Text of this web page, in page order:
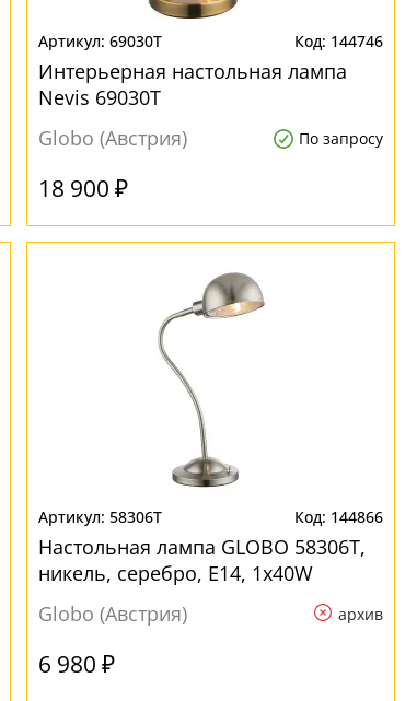
69030T 144746
Интерьерная настольная лампа
Nevis 69030T
Globo (Австрия)
По запросу
18 900 ₽
58306T 144866
Настольная лампа GLOBO 58306T,
никель, серебро, E14, 1x40W
Globo (Австрия)
архив
6 980 ₽